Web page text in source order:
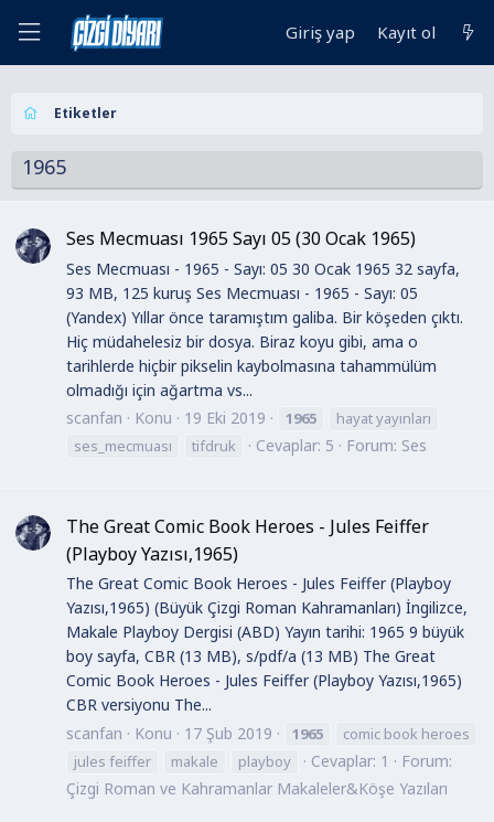
Giriş yap Kayıt ol
Etiketler
1965
Ses Mecmuası 1965 Sayı 05 (30 Ocak 1965)
Ses Mecmuası - 1965 - Sayı: 05 30 Ocak 1965 32 sayfa,
93 MB, 125 kuruş Ses Mecmuası - 1965 - Sayı: 05
(Yandex) Yıllar önce taramıştım galiba. Bir köşeden çıktı.
Hiç müdahelesiz bir dosya. Biraz koyu gibi, ama o
tarihlerde hiçbir pikselin kaybolmasına tahammülüm
olmadığı için ağartma vs...
scanfan
Konu 19 Eki 2019 1965
hayat yayınları
ses_mecmuası
tifdruk Cevaplar: 5 Forum: Ses
The Great Comic Book Heroes - Jules Feiffer
(Playboy Yazısı,1965)
The Great Comic Book Heroes - Jules Feiffer (Playboy
Yazısı,1965) (Büyük Çizgi Roman Kahramanları) İngilizce,
Makale Playboy Dergisi (ABD) Yayın tarihi: 1965 9 büyük
boy sayfa, CBR (13 MB), s/pdf/a (13 MB) The Great
Comic Book Heroes - Jules Feiffer (Playboy Yazısı,1965)
CBR versiyonu The...
scanfan
Konu 17 Şub 2019 1965
comic book heroes
jules feiffer
makale playboy Cevaplar: 1
Forum:
Çizgi Roman ve Kahramanlar Makaleler&Köşe Yazıları